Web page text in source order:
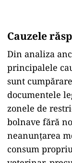
Cauzele
Din analiza
principalele
sunt
documentele
zonele de
bolnave fără
neanunţarea
consum